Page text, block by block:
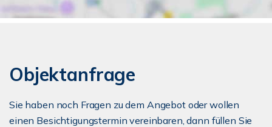
Objektanfrage
Sie haben noch Fragen zu dem Angebot oder wollen
einen Besichtigungstermin vereinbaren, dann füllen Sie